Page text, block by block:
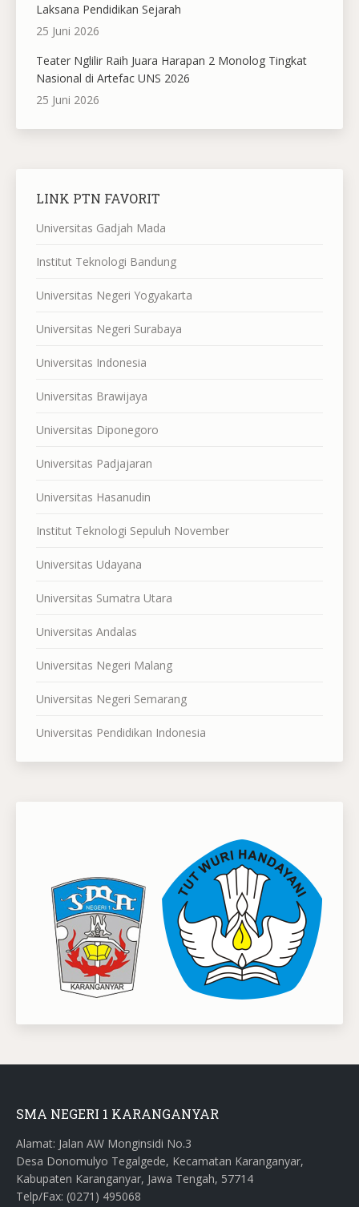
Laksana Pendidikan Sejarah
25 Juni 2026
Teater Nglilir Raih Juara Harapan 2 Monolog Tingkat
Nasional di Artefac UNS 2026
25 Juni 2026
LINK PTN FAVORIT
Universitas Gadjah Mada
Institut Teknologi Bandung
Universitas Negeri Yogyakarta
Universitas Negeri Surabaya
Universitas Indonesia
Universitas Brawijaya
Universitas Diponegoro
Universitas Padjajaran
Universitas Hasanudin
Institut Teknologi Sepuluh November
Universitas Udayana
Universitas Sumatra Utara
Universitas Andalas
Universitas Negeri Malang
Universitas Negeri Semarang
Universitas Pendidikan Indonesia
SMA NEGERI 1 KARANGANYAR
Alamat: Jalan AW Monginsidi No.3
Desa Donomulyo Tegalgede, Kecamatan Karanganyar,
Kabupaten Karanganyar, Jawa Tengah, 57714
Telp/Fax: (0271) 495068